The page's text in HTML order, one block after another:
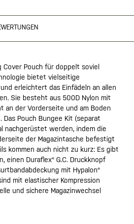
Cover Pouch für doppelt soviel
bietet vielseitige
erleichtert das Einfädeln an allen
Sie besteht aus 500D Nylon mit
an der Vorderseite und am Boden
Pouch Bungee Kit (separat
nachgerüstet werden, indem die
der Magazintasche befestigt
kommen auch nicht zu kurz: Es gibt
einen Duraflex® G.C. Druckknopf
mit Hypalon®
mit elastischer Kompression
und sichere Magazinwechsel